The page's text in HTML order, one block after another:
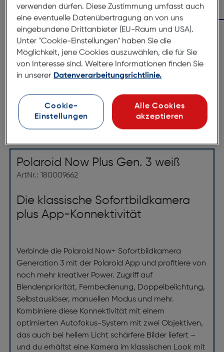
In den Warenkorb
*ausgenommen Objektive
Polaroid Now Plus Gen. 3 weiß
ArtNr.: 180009662
Die klassische Sofortbildkamera
plus App-Konnektivität
Verbinde die Polaroid Now+ Sofortbildkamera
Generation 3 mit der Polaroid App und profitiere von
noch mehr kreativer Power. Zugriff auf
Blendenpriorität, Fernbedienung, Doppelbelichtung,
Selbstauslöser, manuellen Modus und mehr.
Kombiniere diese Konnektivität mit einem
optimierten Autofokus-System mit zwei Objektiven,
das auch bei hellem Licht schärfere Bilder liefert –
und du erhältst eine Kamera im klassischen Look mit
verwenden dürfen. Diese Zustimmung umfasst auch
eine eventuelle Datenübertragung an von uns
eingebundene Drittanbieter (EU-Raum und USA).
Unter "Cookie-Einstellungen" haben Sie die
Möglichkeit, jene Cookies auszuwählen, die für Sie
von Interesse sind. Weitere Informationen finden Sie
in unserer Datenverarbeitungsrichtlinie.
Cookie-
Einstellungen
Alle Cookies
akzeptieren